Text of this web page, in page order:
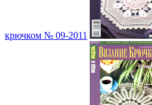
крючком № 09-2011